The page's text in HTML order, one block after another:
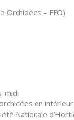
Orchidées – FFO)
midi
en
Nationale